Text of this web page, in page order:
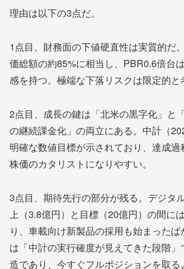
理由は以下の3点だ。
1点目、財務面の下値硬直性は実質的だ
価総額の約85%に相当し、PBR0.6倍台
感を持つ。極端な下落リスクは限定的と
2点目、成長の鍵は「北米の黒字化」と
の継続課金化」の両立にある。中計（
明確な数値目標が示されており、達成
株価のカタリストになりやすい。
3点目、期待先行の部分が残る。デジタ
上（3.8億円）と目標（20億円）の間に
り、車載向け新製品の採用も始まった
は「中計の実行確度が見えてきた段階
造であり、今すぐフルポジションを取